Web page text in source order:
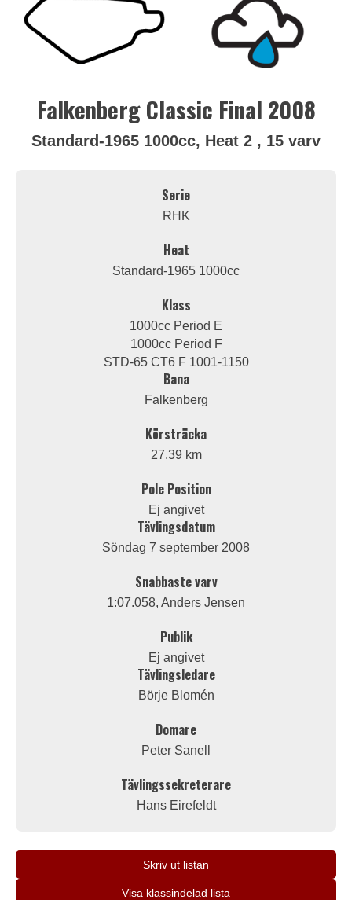
Falkenberg Classic Final 2008
Standard-1965 1000cc, Heat 2 , 15 varv
Serie
RHK
Heat
Standard-1965 1000cc
Klass
1000cc Period E
1000cc Period F
STD-65 CT6 F 1001-1150
Bana
Falkenberg
Körsträcka
27.39 km
Pole Position
Ej angivet
Tävlingsdatum
Söndag 7 september 2008
Snabbaste varv
1:07.058, Anders Jensen
Publik
Ej angivet
Tävlingsledare
Börje Blomén
Domare
Peter Sanell
Tävlingssekreterare
Hans Eirefeldt
Skriv ut listan
Visa klassindelad lista